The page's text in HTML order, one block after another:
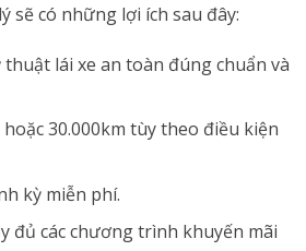
sẽ có những lợi ích sau đây:
thuật lái xe an toàn đúng chuẩn và
30.000km tùy theo điều kiện
kỳ miễn phí.
đủ các chương trình khuyến mãi